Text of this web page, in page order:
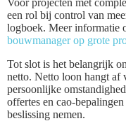
Voor projecten met
een rol bij control van
logboek. Meer informatie
bouwmanager op grote
Tot slot is het belangrijk
netto. Netto loon hangt af
persoonlijke
offertes en cao-
beslissing nemen.